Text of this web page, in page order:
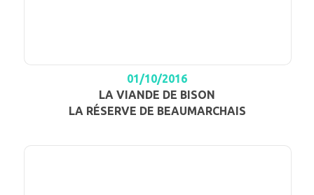
01/10/2016
LA VIANDE DE BISON
LA RÉSERVE DE BEAUMARCHAIS